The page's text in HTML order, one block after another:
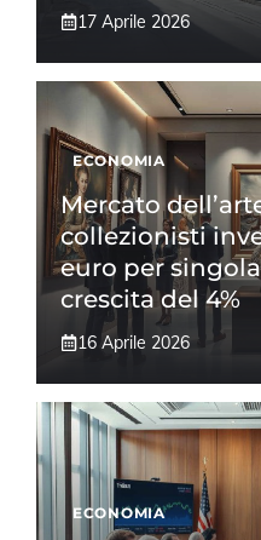
17 Aprile 2026
ECONOMIA
Mercato
collezionisti
euro per
crescita del 4%
16 Aprile 2026
ECONOMIA